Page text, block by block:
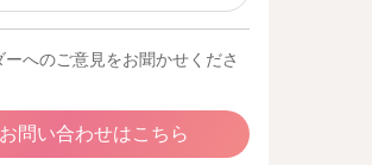
へのご意見をお聞かせくださ
問い合わせはこちら